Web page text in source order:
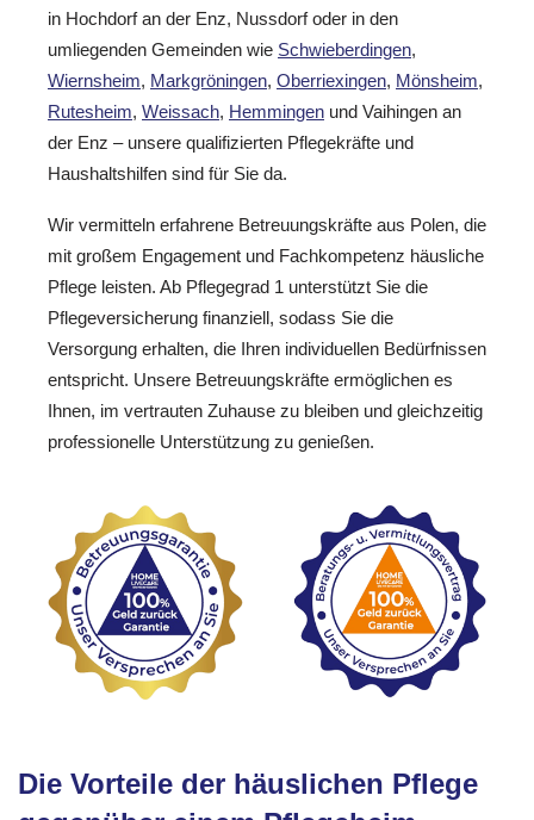
in Hochdorf an der Enz, Nussdorf oder in den
umliegenden Gemeinden wie Schwieberdingen,
Wiernsheim, Markgröningen, Oberriexingen, Mönsheim,
Rutesheim, Weissach, Hemmingen und Vaihingen an
der Enz – unsere qualifizierten Pflegekräfte und
Haushaltshilfen sind für Sie da.
Wir vermitteln erfahrene Betreuungskräfte aus Polen, die
mit großem Engagement und Fachkompetenz häusliche
Pflege leisten. Ab Pflegegrad 1 unterstützt Sie die
Pflegeversicherung finanziell, sodass Sie die
Versorgung erhalten, die Ihren individuellen Bedürfnissen
entspricht. Unsere Betreuungskräfte ermöglichen es
Ihnen, im vertrauten Zuhause zu bleiben und gleichzeitig
professionelle Unterstützung zu genießen.
Die Vorteile der häuslichen Pflege